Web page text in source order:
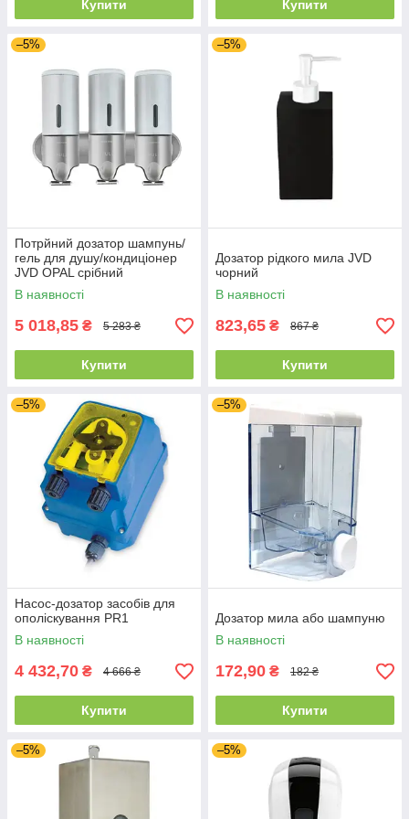
Купити Купити
–5%
Потрйний дозатор шампунь/
гель для душу/кондиціонер
JVD OPAL срібний
В наявності
5 018,85 ₴ 5 283 ₴
Купити
–5%
Дозатор рідкого мила JVD
чорний
В наявності
823,65 ₴ 867 ₴
Купити
–5%
Насос-дозатор засобів для
ополіскування PR1
В наявності
4 432,70 ₴ 4 666 ₴
Купити
–5%
Дозатор мила або шампуню
В наявності
172,90 ₴ 182 ₴
Купити
–5% –5%